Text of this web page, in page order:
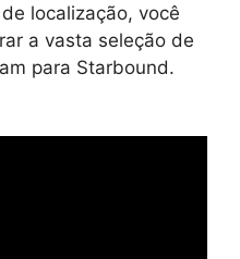
localização, você
a vasta seleção de
para Starbound.